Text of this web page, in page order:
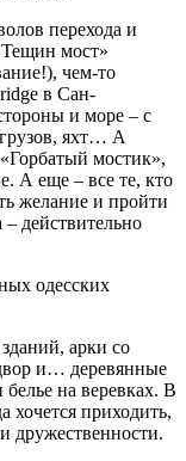
перехода и
мост»
чем-то
в Сан-
и море – с
яхт… А
мостик»,
А еще – все те, кто
желание и пройти
действительно
одесских
арки со
и… деревянные
на веревках. В
приходить,
дружественности.